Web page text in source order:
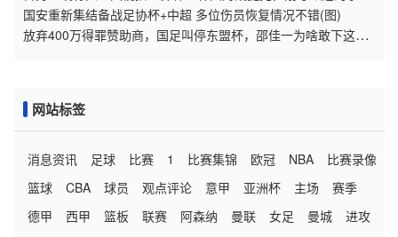
仁，能否助力球队取胜
国安重新集结备战足协杯+中超 多位伤员恢复情况不错(图)
放弃400万得罪赞助商，国足叫停东盟杯，邵佳一为啥敢下这步
网站标签
消息资讯 足球 比赛 1 比赛集锦 欧冠 NBA
比赛录像
篮球
CBA 球员 观点评论 意甲 亚洲杯 主场
赛季
德甲
西甲 篮板 联赛 阿森纳 曼联 女足 曼城
进攻